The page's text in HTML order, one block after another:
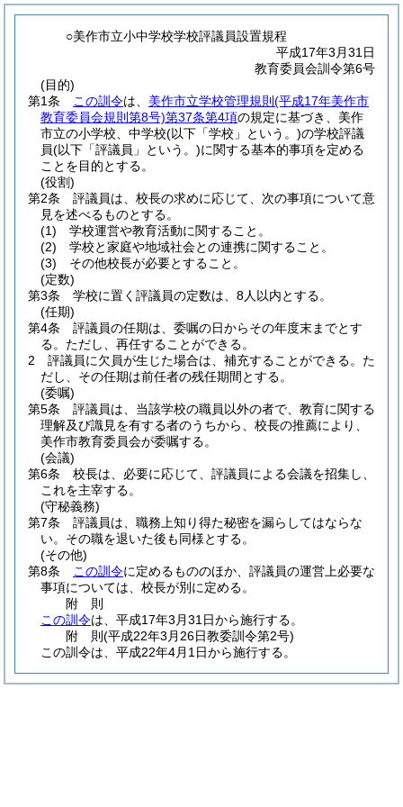
○美作市立小中学校学校評議員設置規程
平成17年3月31日
教育委員会訓令第6号
(目的)
第1条
この訓令は、 美作市立学校管理規則 (平成17年美作市
教育委員会規則第8号)第37条第4項の規定に基づき、美作
市立の小学校、中学校(以下「学校」という。)の学校評議
員(以下「評議員」という。)に関する基本的事項を定める
ことを目的とする。
(役割)
第2条
評議員は、校長の求めに応じて、次の事項について意
見を述べるものとする。
(1)
学校運営や教育活動に関すること。
(2)
学校と家庭や地域社会との連携に関すること。
(3)
その他校長が必要とすること。
(定数)
第3条
学校に置く評議員の定数は、8人以内とする。
(任期)
第4条
評議員の任期は、委嘱の日からその年度末までとす
る。 ただし、再任することができる。
2
評議員に欠員が生じた場合は、補充することができる。 た
だし、その任期は前任者の残任期間とする。
(委嘱)
第5条
評議員は、当該学校の職員以外の者で、教育に関する
理解及び識見を有する者のうちから、校長の推薦により、
美作市教育委員会が委嘱する。
(会議)
第6条
校長は、必要に応じて、評議員による会議を招集し、
これを主宰する。
(守秘義務)
第7条
評議員は、職務上知り得た秘密を漏らしてはならな
い。 その職を退いた後も同様とする。
(その他)
第8条
この訓令に定めるもののほか、評議員の運営上必要な
事項については、校長が別に定める。
附 則
この訓令は、平成17年3月31日から施行する。
附 則(平成22年3月26日教委訓令第2号)
この訓令は、平成22年4月1日から施行する。